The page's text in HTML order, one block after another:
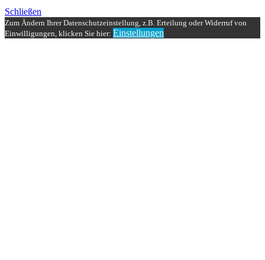
Schließen
Zum Ändern Ihrer Datenschutzeinstellung, z.B. Erteilung oder Widerruf von
Einwilligungen, klicken Sie hier: Einstellungen